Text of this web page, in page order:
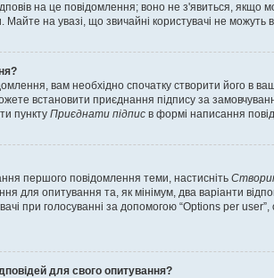
на це повідомлення; воно не з'явиться,
на увазі, що звичайні користувачі не можуть
вам необхідно спочатку створити його в
встановити приєднання підпису за
пункту Приєднати підпис в формі написання
першого повідомлення теми, настисніть
для опитування та, як мінімум, два варіанти
при голосуванні за допомогою “Options per
для свого опитування?